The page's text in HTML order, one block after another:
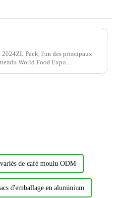
Pack, l'un des principaux
World Food Expo...
de café moulu ODM
d'emballage en aluminium